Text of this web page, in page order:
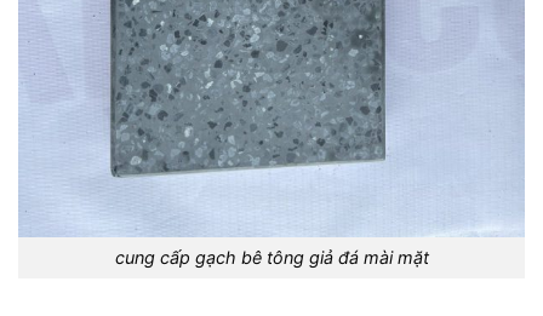
cung cấp gạch bê tông giả đá mài mặt